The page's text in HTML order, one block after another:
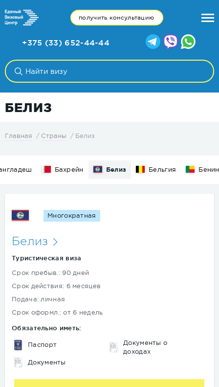
получить консультацию
+375 (33) 652-44-44
БЕЛИЗ
Главная Страны Белиз
Многократная
Белиз
Туристическая виза
Срок пребыв.: 90 дней
Срок действия: 6 месяцев
Подача: личная
Срок оформл.: от 6 недель
Обязательно иметь:
Паспорт
Документы о
доходах
Документы
Бахрейн Белиз Бельгия Бенин